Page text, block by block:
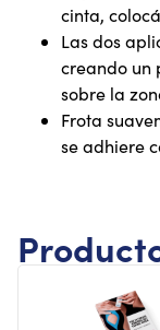
cinta,
Las dos
creando un
sobre la
Frota
se adhiere